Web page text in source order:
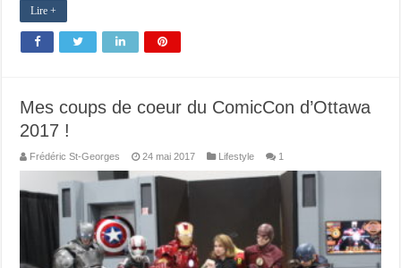
Lire +
Mes coups de coeur du ComicCon d’Ottawa
2017 !
Frédéric St-Georges 24 mai 2017 Lifestyle 1